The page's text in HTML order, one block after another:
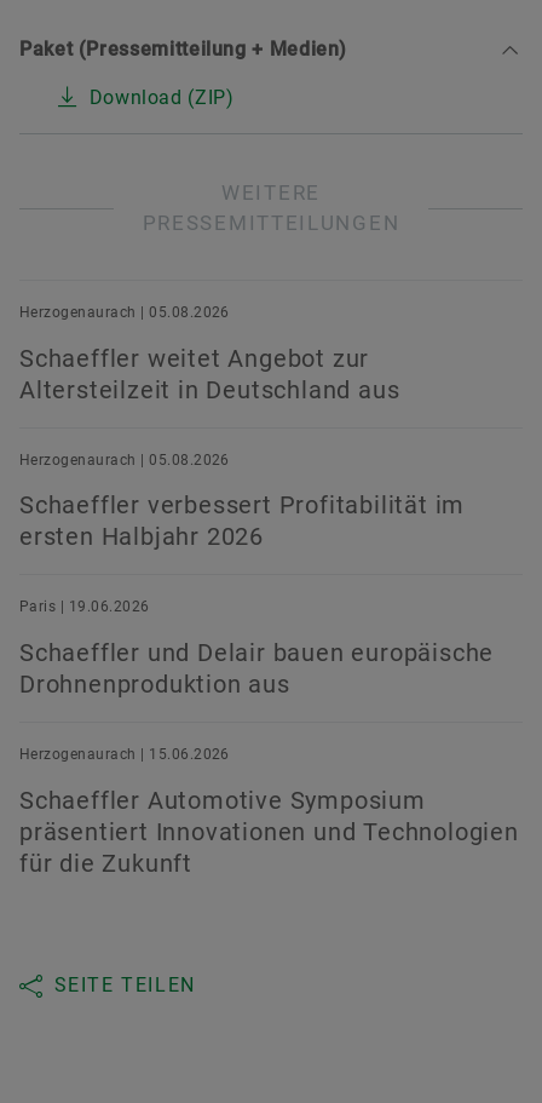
Paket (Pressemitteilung + Medien)
Download (ZIP)
WEITERE
PRESSEMITTEILUNGEN
Herzogenaurach | 05.08.2026
Schaeffler weitet Angebot zur
Altersteilzeit in Deutschland aus
Herzogenaurach | 05.08.2026
Schaeffler verbessert Profitabilität im
ersten Halbjahr 2026
Paris | 19.06.2026
Schaeffler und Delair bauen europäische
Drohnenproduktion aus
Herzogenaurach | 15.06.2026
Schaeffler Automotive Symposium
präsentiert Innovationen und Technologien
für die Zukunft
SEITE TEILEN